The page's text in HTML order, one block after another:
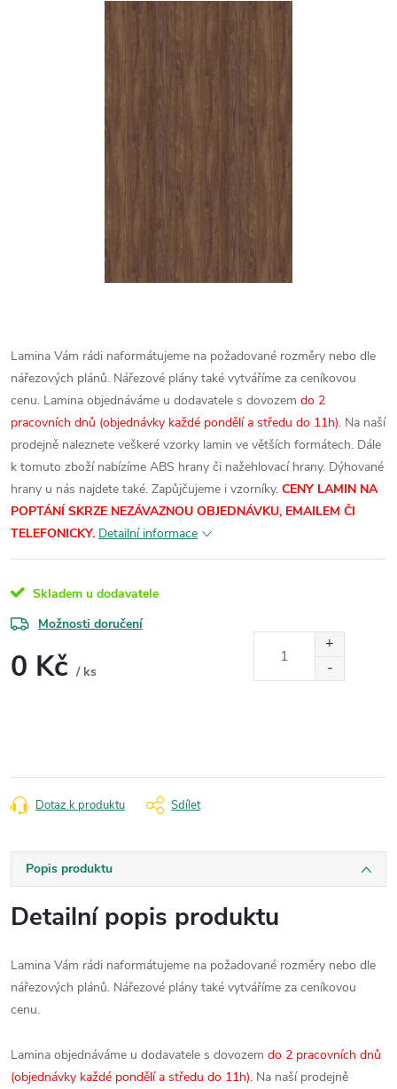
Lamina Vám rádi naformátujeme na požadované rozměry nebo dle
nářezových plánů. Nářezové plány také vytváříme za ceníkovou
cenu. Lamina objednáváme u dodavatele s dovozem do 2
pracovních dnů (objednávky každé pondělí a středu do 11h). Na naší
prodejně naleznete veškeré vzorky lamin ve větších formátech. Dále
k tomuto zboží nabízíme ABS hrany či nažehlovací hrany. Dýhované
hrany u nás najdete také. Zapůjčujeme i vzorníky. CENY LAMIN NA
POPTÁNÍ SKRZE NEZÁVAZNOU OBJEDNÁVKU, EMAILEM ČI
TELEFONICKY. Detailní informace
Skladem u dodavatele
Možnosti doručení
0 Kč / ks
Dotaz k produktu Sdílet
Popis produktu
Detailní popis produktu
Lamina Vám rádi naformátujeme na požadované rozměry nebo dle
nářezových plánů. Nářezové plány také vytváříme za ceníkovou
cenu.
Lamina objednáváme u dodavatele s dovozem do 2 pracovních dnů
(objednávky každé pondělí a středu do 11h). Na naší prodejně